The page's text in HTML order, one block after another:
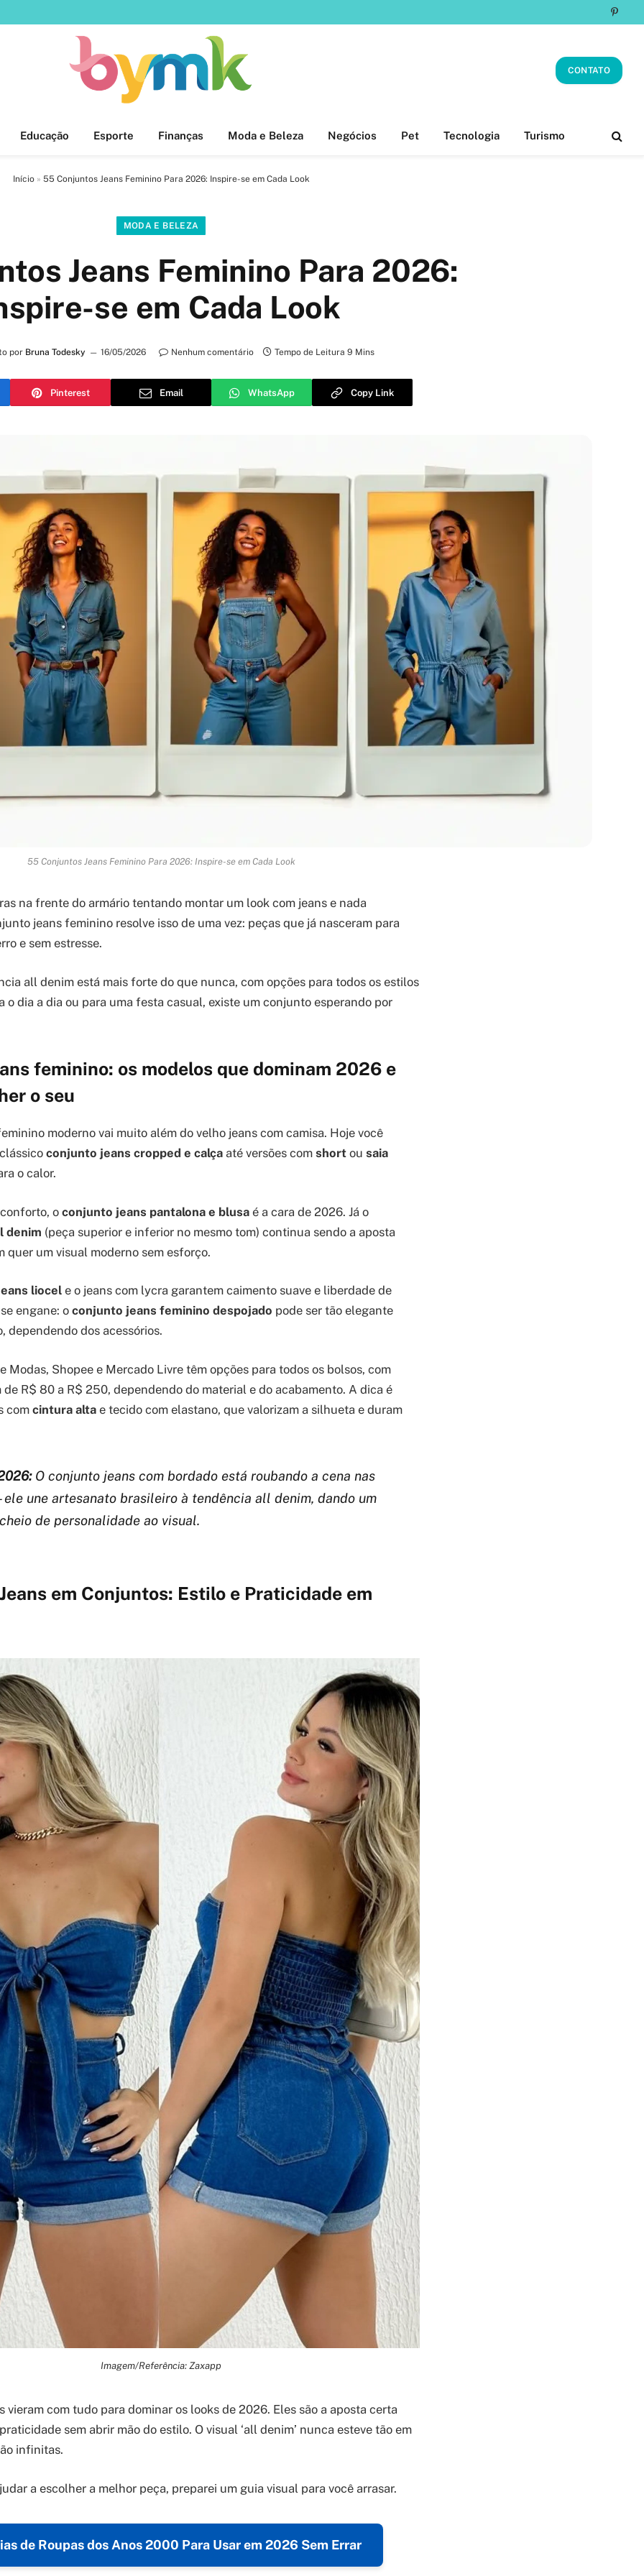
CONTATO
Educação Esporte Finanças Moda e Beleza Negócios Pet Tecnologia Turismo
Início» 55 Conjuntos Jeans Feminino Para 2026: Inspire-se em Cada Look
MODA E BELEZA
Jeans Feminino Para 2026:
se em Cada Look
por Bruna Todesky 16/05/2026 Nenhum comentário Tempo de Leitura 9 Mins
Pinterest Email WhatsApp Copy Link
55 Conjuntos Jeans Feminino Para 2026: Inspire-se em Cada Look
na frente do armário tentando montar um look com jeans e nada
jeans feminino resolve isso de uma vez: peças que já nasceram para
e sem estresse.
all denim está mais forte do que nunca, com opções para todos os estilos
o dia a dia ou para uma festa casual, existe um conjunto esperando por
feminino: os modelos que dominam 2026 e
o seu
moderno vai muito além do velho jeans com camisa. Hoje você
conjunto jeans cropped e calça até versões com short ou saia
o calor.
oconjunto jeans pantalona e blusa é a cara de 2026. Já o
denim (peça superior e inferior no mesmo tom) continua sendo a aposta
quer um visual moderno sem esforço.
liocel e o jeans com lycra garantem caimento suave e liberdade de
engane: o conjunto jeans feminino despojado pode ser tão elegante
dependendo dos acessórios.
Modas, Shopee e Mercado Livre têm opções para todos os bolsos, com
de R$ 80 a R$ 250, dependendo do material e do acabamento. A dica é
com cintura alta e tecido com elastano, que valorizam a silhueta e duram
O conjunto jeans com bordado está roubando a cena nas
ele une artesanato brasileiro à tendência all denim, dando um
de personalidade ao visual.
em Conjuntos: Estilo e Praticidade em
Imagem/Referência: Zaxapp
vieram com tudo para dominar os looks de 2026. Eles são a aposta certa
sem abrir mão do estilo. O visual ‘all denim’ nunca esteve tão em
infinitas.
a escolher a melhor peça, preparei um guia visual para você arrasar.
de Roupas dos Anos 2000 Para Usar em 2026 Sem Errar